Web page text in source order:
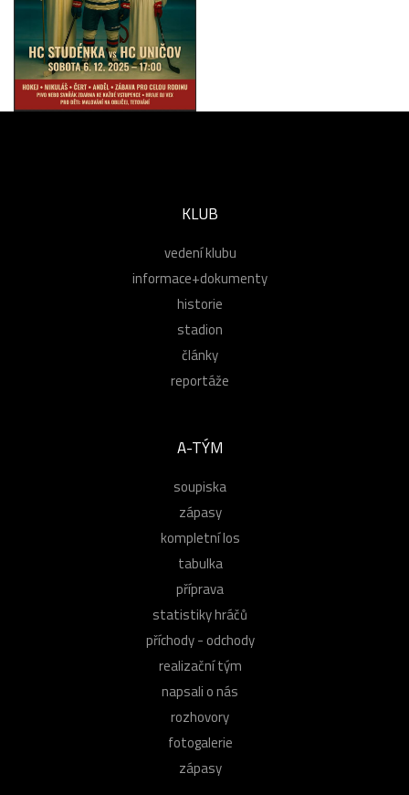
KLUB
vedení klubu
informace+dokumenty
historie
stadion
články
reportáže
A-TÝM
soupiska
zápasy
kompletní los
tabulka
příprava
statistiky hráčů
příchody - odchody
realizační tým
napsali o nás
rozhovory
fotogalerie
zápasy